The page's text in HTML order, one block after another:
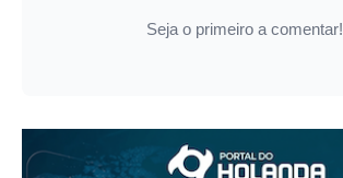
Seja o primeiro a comentar!